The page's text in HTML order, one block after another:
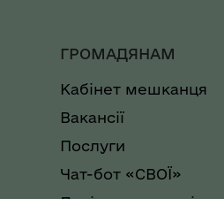
ГРОМАДЯНАМ
Кабінет мешканця
Вакансії
Послуги
Чат-бот «СВОЇ»